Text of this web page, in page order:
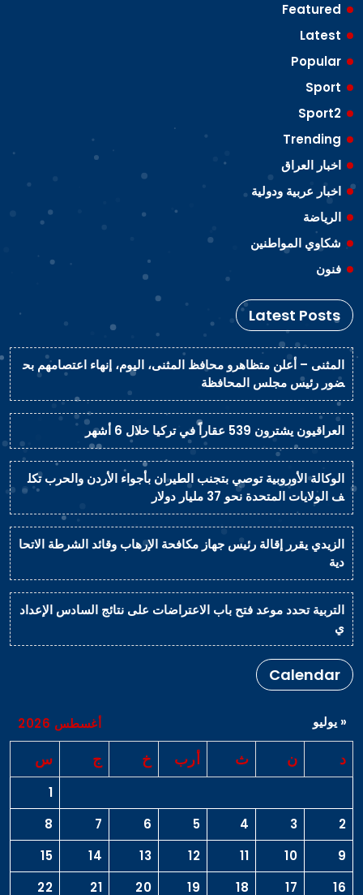
Featured
Latest
Popular
Sport
Sport2
Trending
اخبار العراق
اخبار عربية ودولية
الرياضة
شكاوي المواطنين
فنون
Latest Posts
المثنى – أعلن متظاهرو محافظ المثنى، اليوم، إنهاء اعتصامهم بح
ضور رئيس مجلس المحافظة
العراقيون يشترون 539 عقاراً في تركيا خلال 6 أشهر
الوكالة الأوروبية توصي بتجنب الطيران بأجواء الأردن والحرب تكل
ف الولايات المتحدة نحو 37 مليار دولار
الزيدي يقرر إقالة رئيس جهاز مكافحة الإرهاب وقائد الشرطة الاتحا
دية
التربية تحدد موعد فتح باب الاعتراضات على نتائج السادس الإعداد
ي
Calendar
أغسطس 2026
د ن ث أرب خ ج س
1
2
3
4
5
6
7
8
9
10
11
12
13
14
15
16
17
18
19
20
21
22
« يوليو